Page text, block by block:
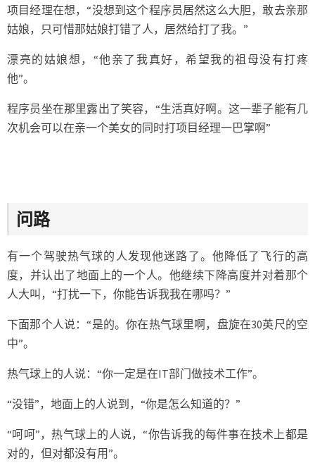
项目经理在想，“没想到这个程序员居然这么大胆，敢去亲那
姑娘，只可惜那姑娘打错了人，居然给打了我。”
漂亮的姑娘想，“他亲了我真好，希望我的祖母没有打疼
他”。
程序员坐在那里露出了笑容，“生活真好啊。这一辈子能有几
次机会可以在亲一个美女的同时打项目经理一巴掌啊”
问路
有一个驾驶热气球的人发现他迷路了。他降低了飞行的高
度，并认出了地面上的一个人。他继续下降高度并对着那个
人大叫，“打扰一下，你能告诉我我在哪吗？”
下面那个人说：“是的。你在热气球里啊，盘旋在30英尺的空
中”。
热气球上的人说：“你一定是在IT部门做技术工作”。
“没错”，地面上的人说到，“你是怎么知道的？”
“呵呵”，热气球上的人说，“你告诉我的每件事在技术上都是
对的，但对都没有用”。